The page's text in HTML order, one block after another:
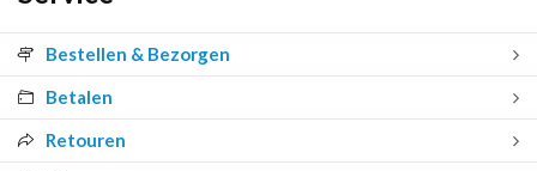
Bestellen & Bezorgen
Betalen
Retouren